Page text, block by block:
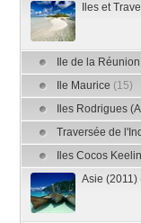
Iles et
Ile de la Réunion
Ile Maurice (15)
Iles Rodrigues
Traversée de
Iles Cocos
Asie (2011)